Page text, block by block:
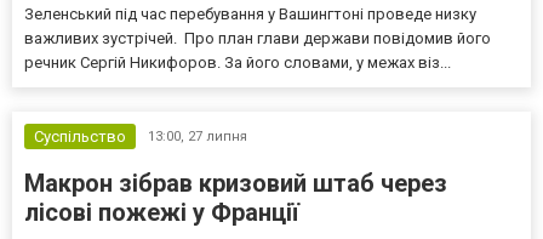
Зеленський під час перебування у Вашингтоні проведе низку
важливих зустрічей. Про план глави держави повідомив його
речник Сергій Никифоров. За його словами, у межах віз...
Суспільство 13:00, 27 липня
Макрон зібрав кризовий штаб через
лісові пожежі у Франції